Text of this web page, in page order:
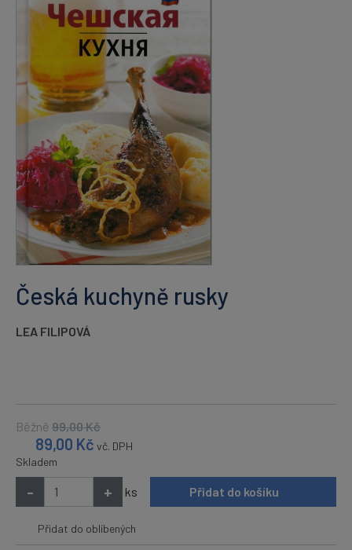
Česká kuchyně rusky
LEA FILIPOVÁ
Běžně 99,00Kč
89,00 Kč vč. DPH
Skladem
- + ks Přidat do košíku
Přidat do oblíbených